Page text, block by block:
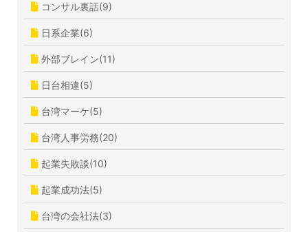
コンサル裏話(9)
日系企業(6)
外部ブレイン(11)
日台相違(5)
台湾マーケ(5)
台湾人事労務(20)
起業失敗談(10)
起業成功法(5)
台湾の会社法(3)